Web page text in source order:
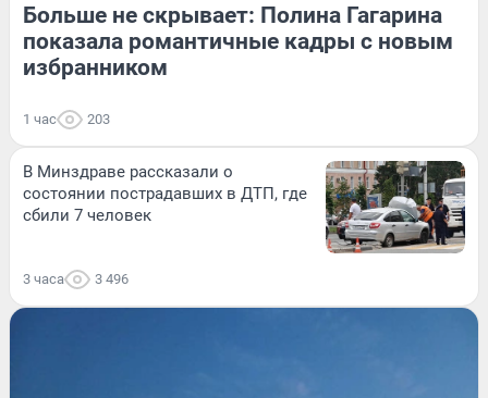
Больше не скрывает: Полина Гагарина
показала романтичные кадры с новым
избранником
1 час 203
В Минздраве рассказали о
состоянии пострадавших в ДТП, где
сбили 7 человек
3 часа 3 496